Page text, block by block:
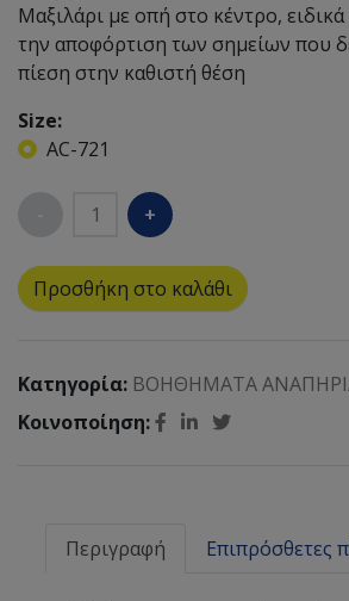
Μαξιλάρι με οπή στο κέντρο,
την αποφόρτιση των σημείων που
πίεση στην καθιστή θέση
Size:
AC-721
Quantity
Προσθήκη στο καλάθι
Κατηγορία: ΒΟΗΘΗΜΑΤΑ
Κοινοποίηση:
Περιγραφή Επιπρόσθετες